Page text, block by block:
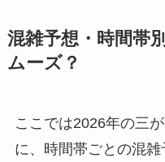
混雑予想・時間帯
ムーズ？
ここでは2026年の三
に、時間帯ごとの混雑